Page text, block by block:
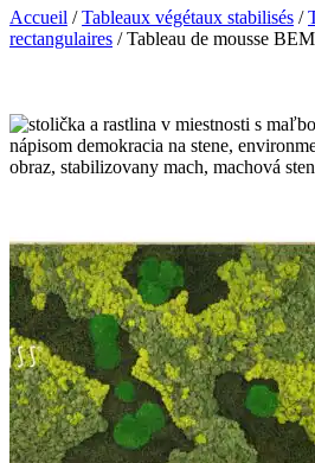
Accueil /Tableaux végétaux stabilisés /
rectangulaires / Tableau de mousse